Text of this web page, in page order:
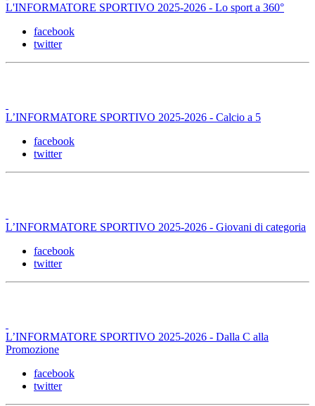
L'INFORMATORE SPORTIVO 2025-2026 - Lo sport a 360°
facebook
twitter
L’INFORMATORE SPORTIVO 2025-2026 - Calcio a 5
facebook
twitter
L’INFORMATORE SPORTIVO 2025-2026 - Giovani di categoria
facebook
twitter
L’INFORMATORE SPORTIVO 2025-2026 - Dalla C alla
Promozione
facebook
twitter